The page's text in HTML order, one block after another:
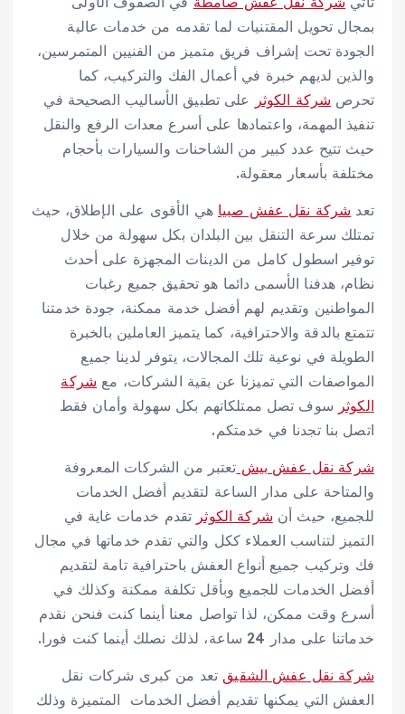
بمجال تحويل المقتنيات لما تقدمه من خدمات عالية
الجودة تحت إشراف فريق متميز من الفنيين المتمرسين،
والذين لديهم خبرة في أعمال الفك والتركيب، كما
تحرص شركة الكوثر
على تطبيق الأساليب الصحيحة في
تنفيذ المهمة، واعتمادها على أسرع معدات الرفع والنقل
حيث تتيح عدد كبير من الشاحنات والسيارات بأحجام
مختلفة بأسعار معقولة.
تعد شركة نقل عفش صبيا هي الأقوى على الإطلاق، حيث
تمتلك سرعة التنقل بين البلدان بكل سهولة من خلال
توفير اسطول كامل من الدينات المجهزة على أحدث
نظام، هدفنا الأسمى دائما هو تحقيق جميع رغبات
المواطنين وتقديم لهم أفضل خدمة ممكنة، جودة خدمتنا
تتمتع بالدقة والاحترافية، كما يتميز العاملين بالخبرة
الطويلة في نوعية تلك المجالات، يتوفر لدينا جميع
المواصفات التي تميزنا عن بقية الشركات، مع شركة
الكوثر سوف تصل ممتلكاتهم بكل سهولة وأمان فقط
اتصل بنا تجدنا في خدمتكم.
شركة نقل عفش بيش تعتبر من الشركات المعروفة
والمتاحة على مدار الساعة لتقديم أفضل الخدمات
للجميع، حيث أن شركة الكوثر تقدم خدمات غاية في
التميز لتناسب العملاء ككل والتي تقدم خدماتها في مجال
فك وتركيب جميع أنواع العفش باحترافية تامة لتقديم
أفضل الخدمات للجميع وبأقل تكلفة ممكنة وكذلك في
أسرع وقت ممكن، لذا تواصل معنا أينما كنت فنحن نقدم
خدماتنا على مدار 24 ساعة، لذلك نصلك أينما كنت فورا.
شركة نقل عفش الشقيق تعد من كبرى شركات نقل
العفش التي يمكنها تقديم أفضل الخدمات المتميزة وذلك